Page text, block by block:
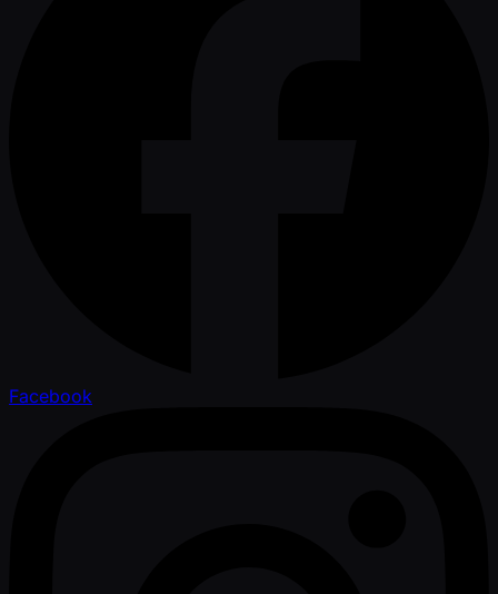
Facebook